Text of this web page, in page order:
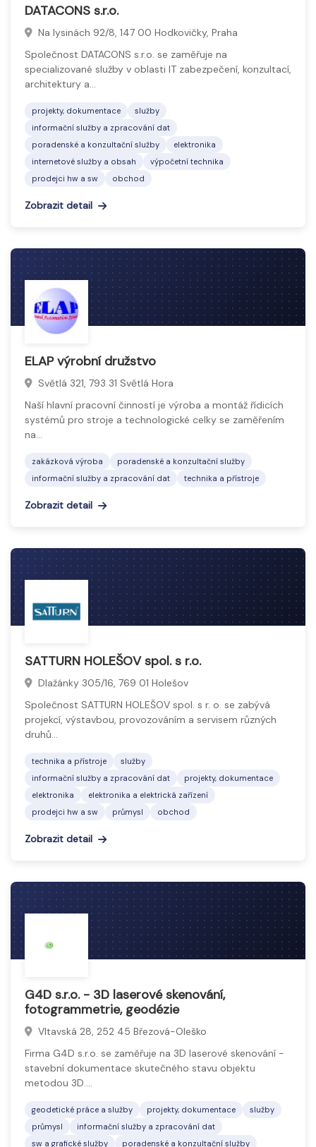
DATACONS s.r.o.
Na lysinách 92/8, 147 00 Hodkovičky, Praha
Společnost DATACONS s.r.o. se zaměřuje na
specializované služby v oblasti IT zabezpečení, konzultací,
architektury a…
projekty, dokumentace
služby
informační služby a zpracování dat
poradenské a konzultační služby
elektronika
internetové služby a obsah
výpočetní technika
prodejci hw a sw
obchod
Zobrazit detail
ELAP výrobní družstvo
Světlá 321, 793 31 Světlá Hora
Naší hlavní pracovní činností je výroba a montáž řídicích
systémů pro stroje a technologické celky se zaměřením
na…
zakázková výroba
poradenské a konzultační služby
informační služby a zpracování dat
technika a přístroje
Zobrazit detail
SATTURN HOLEŠOV spol. s r.o.
Dlažánky 305/16, 769 01 Holešov
Společnost SATTURN HOLEŠOV spol. s r. o. se zabývá
projekcí, výstavbou, provozováním a servisem různých
druhů…
technika a přístroje
služby
informační služby a zpracování dat
projekty, dokumentace
elektronika
elektronika a elektrická zařízení
prodejci hw a sw
průmysl obchod
Zobrazit detail
G4D s.r.o. - 3D laserové skenování,
fotogrammetrie, geodézie
Vltavská 28, 252 45 Březová-Oleško
Firma G4D s.r.o. se zaměřuje na 3D laserové skenování -
stavební dokumentace skutečného stavu objektu
metodou 3D.…
geodetické práce a služby projekty, dokumentace
služby
průmysl
informační služby a zpracování dat
sw a grafické služby
poradenské a konzultační služby